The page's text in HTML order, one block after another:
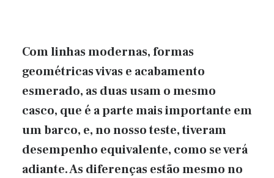
Com linhas modernas, formas
geométricas vivas e acabamento
esmerado, as duas usam o mesmo
casco, que é a parte mais importante em
um barco, e, no nosso teste, tiveram
desempenho equivalente, como se verá
adiante. As diferenças estão mesmo no